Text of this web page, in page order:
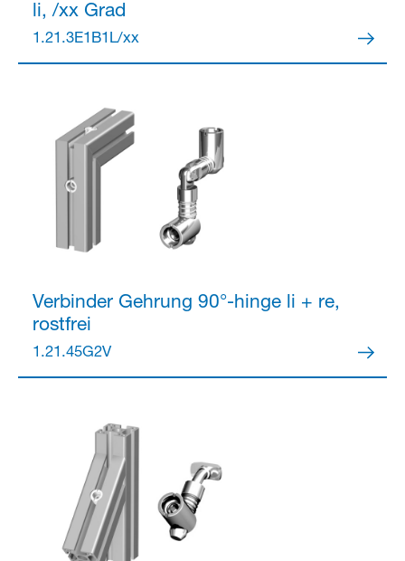
li, /xx Grad
1.21.3E1B1L/xx
VerbinderGehrung 90°-hinge li + re,
rostfrei
1.21.45G2V